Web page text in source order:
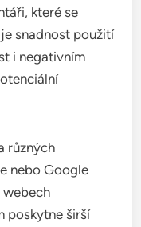
které se
snadnost použití
i negativním
různých
nebo Google
webech
poskytne širší